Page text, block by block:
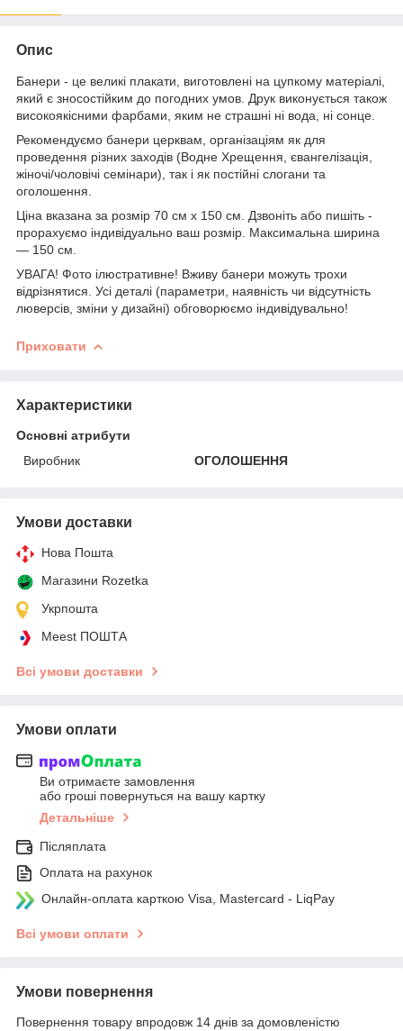
Опис
Банери - це великі плакати, виготовлені на цупкому матеріалі,
який є зносостійким до погодних умов. Друк виконується також
високоякісними фарбами, яким не страшні ні вода, ні сонце.
Рекомендуємо банери церквам, організаціям як для
проведення різних заходів (Водне Хрещення, євангелізація,
жіночі/чоловічі семінари), так і як постійні слогани та
оголошення.
Ціна вказана за розмір 70 см х 150 см. Дзвоніть або пишіть -
прорахуємо індивідуально ваш розмір. Максимальна ширина
— 150 см.
УВАГА! Фото ілюстративне! Вживу банери можуть трохи
відрізнятися. Усі деталі (параметри, наявність чи відсутність
люверсів, зміни у дизайні) обговорюємо індивідувально!
Приховати
Характеристики
Основні атрибути
Виробник
ОГОЛОШЕННЯ
Умови доставки
Нова Пошта
Магазини Rozetka
Укрпошта
Meest ПОШТА
Всі умови доставки
Умови оплати
Ви отримаєте замовлення
або гроші повернуться на вашу картку
Детальніше
Післяплата
Оплата на рахунок
Онлайн-оплата карткою Visa, Mastercard - LiqPay
Всі умови оплати
Умови повернення
Повернення товару впродовж 14 днів за домовленістю